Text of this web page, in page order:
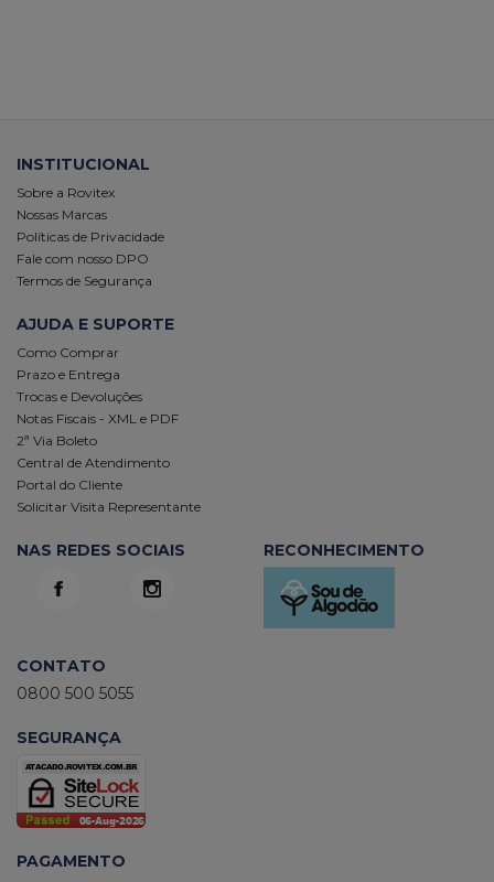
INSTITUCIONAL
Sobre a Rovitex
Nossas Marcas
Políticas de Privacidade
Fale com nosso DPO
Termos de Segurança
AJUDA E SUPORTE
Como Comprar
Prazo e Entrega
Trocas e Devoluções
Notas Fiscais - XML e PDF
2ª Via Boleto
Central de Atendimento
Portal do Cliente
Solicitar Visita Representante
NAS REDES SOCIAIS
CONTATO
0800 500 5055
RECONHECIMENTO
SEGURANÇA
PAGAMENTO